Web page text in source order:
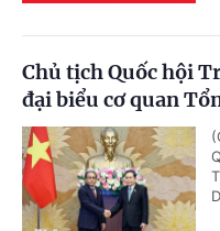
Chủ tịch Quốc hội
đại biểu cơ quan